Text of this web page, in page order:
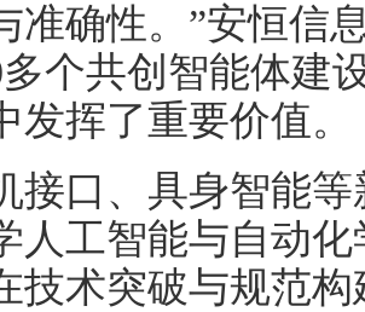
准确性。”安恒信
多个共创智能体建
发挥了重要价值。
口、具身智能等
人工智能与自动
技术突破与规范